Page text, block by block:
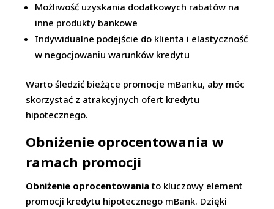
Możliwość uzyskania dodatkowych rabatów na
inne produkty bankowe
Indywidualne podejście do klienta i elastyczność
w negocjowaniu warunków kredytu
Warto śledzić bieżące promocje mBanku, aby móc
skorzystać z atrakcyjnych ofert kredytu
hipotecznego.
Obniżenie oprocentowania w
ramach promocji
Obniżenie oprocentowania to kluczowy element
promocji kredytu hipotecznego mBank. Dzięki